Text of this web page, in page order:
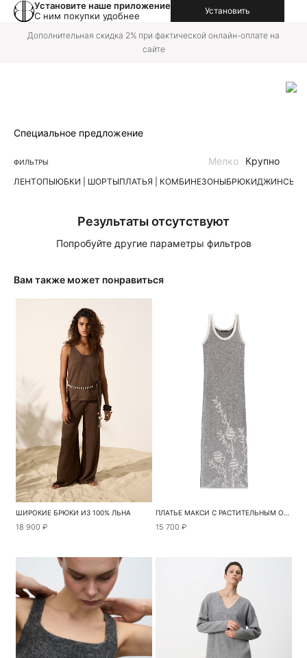
Установите наше приложение
С ним покупки удобнее
Установить
Дополнительная скидка 2% при фактической онлайн-оплате на
сайте
Специальное предложение
ФИЛЬТРЫ
ЛЕНТОПЫЮБКИ | ШОРТЫПЛАТЬЯ | КОМБИНЕЗОНЫБРЮКИДЖИНСЫ
Мелко Крупно
Результаты отсутствуют
Попробуйте другие параметры фильтров
Вам также может понравиться
ШИРОКИЕ БРЮКИ ИЗ 100% ЛЬНА
18 900 ₽
ПЛАТЬЕ МАКСИ С РАСТИТЕЛЬНЫМ ОРНАМЕНТОМ
15 700 ₽